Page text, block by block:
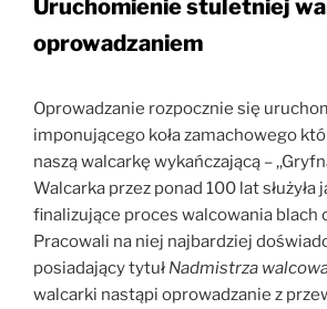
Uruchomienie stuletniej
oprowadzaniem
Oprowadzanie rozpocznie się
imponującego koła zamachowego
naszą walcarkę wykańczającą –
Walcarka przez ponad 100 lat służyła
finalizujące proces walcowania blach
Pracowali na niej najbardziej
posiadający tytuł Nadmistrza
walcarki nastąpi oprowadzanie z